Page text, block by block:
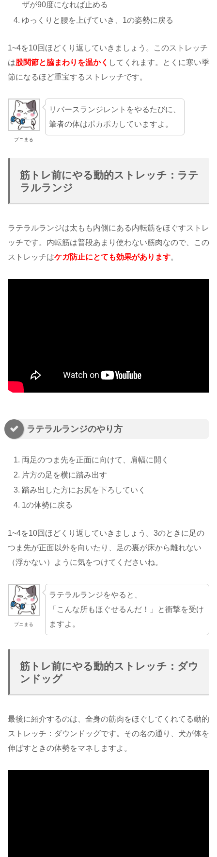
ザが90度になれば止める
ゆっくりと腰を上げていき、1の姿勢に戻る
1~4を10回ほどくり返していきましょう。このストレッチ
は股関節と脇まわりを温かく してくれます。とくに寒い季
節になるほど重宝するストレッチです。
プニまる
リバースランジレントをやるたびに、
筆者の体はポカポカしていますよ。
筋トレ前にやる動的ストレッチ：ラテ
ラルランジ
ラテラルランジは太もも内側にある内転筋をほぐすストレ
ッチです。内転筋は普段あまり使わない筋肉なので、この
ストレッチはケガ防止にとても効果があります。
ラテラルランジのやり方
両足のつま先を正面に向けて、肩幅に開く
片方の足を横に踏み出す
踏み出した方にお尻を下ろしていく
1の体勢に戻る
1~4を10回ほどくり返していきましょう。3のときに足の
つま先が正面以外を向いたり、足の裏が床から離れない
（浮かない）ように気をつけてくださいね。
プニまる
ラテラルランジをやると、
「こんな所もほぐせるんだ！」と衝撃を受け
ますよ。
筋トレ前にやる動的ストレッチ：ダウ
ンドッグ
最後に紹介するのは、全身の筋肉をほぐしてくれてる動的
ストレッチ：ダウンドッグです。その名の通り、犬が体を
伸ばすときの体勢をマネしますよ。